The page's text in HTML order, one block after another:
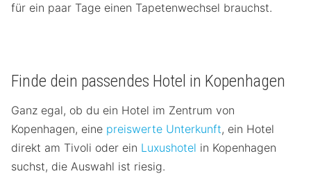
für ein paar Tage einen Tapetenwechsel brauchst.
Finde dein passendes Hotel in Kopenhagen
Ganz egal, ob du ein Hotel im Zentrum von
Kopenhagen, eine preiswerte Unterkunft, ein Hotel
direkt am Tivoli oder ein Luxushotel in Kopenhagen
suchst, die Auswahl ist riesig.